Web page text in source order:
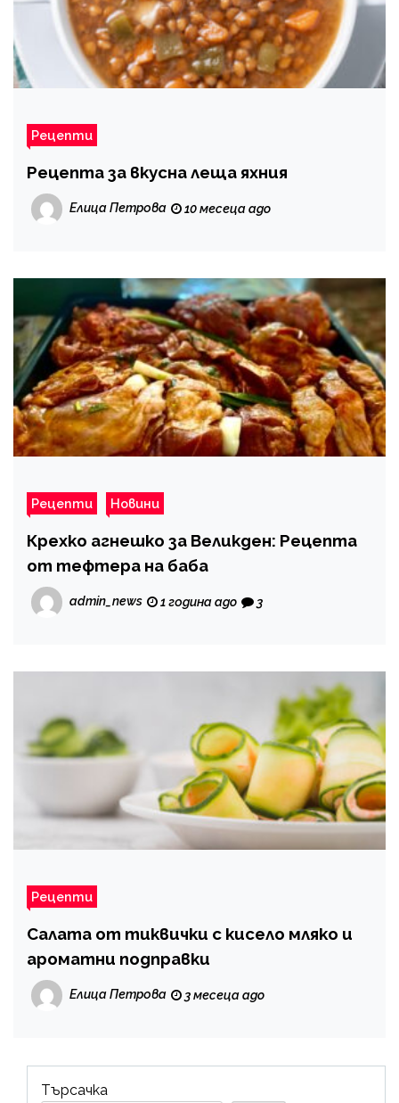
Рецепти
Рецепта за вкусна леща яхния
Елица Петрова 10 месеца ago
Рецепти Новини
Крехко агнешко за Великден: Рецепта
от тефтера на баба
admin_news 1 година ago 3
Рецепти
Салата от тиквички с кисело мляко и
ароматни подправки
Елица Петрова 3 месеца ago
Търсачка